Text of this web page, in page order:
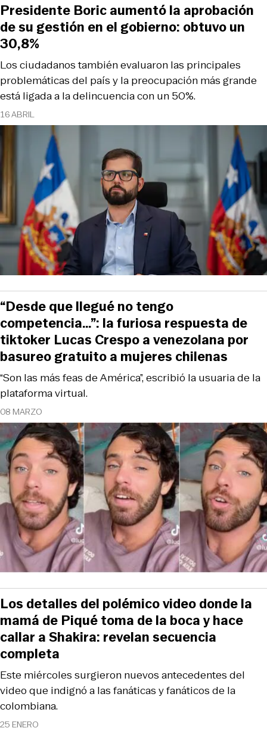
16 ABRIL
Los ciudadanos también evaluaron las principales
problemáticas del país y la preocupación más grande
está ligada a la delincuencia con un 50%.
Presidente Boric aumentó la aprobación
de su gestión en el gobierno: obtuvo un
30,8%
08 MARZO
“Son las más feas de América”, escribió la usuaria de la
plataforma virtual.
“Desde que llegué no tengo
competencia…”: la furiosa respuesta de
tiktoker Lucas Crespo a venezolana por
basureo gratuito a mujeres chilenas
25 ENERO
Este miércoles surgieron nuevos antecedentes del
video que indignó a las fanáticas y fanáticos de la
colombiana.
Los detalles del polémico video donde la
mamá de Piqué toma de la boca y hace
callar a Shakira: revelan secuencia
completa